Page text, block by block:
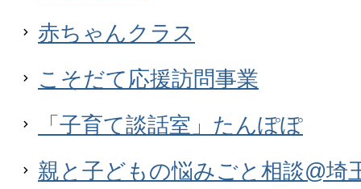
赤ちゃんクラス
こそだて応援訪問事業
「子育て談話室」たんぽぽ
親と子どもの悩みごと相談@埼